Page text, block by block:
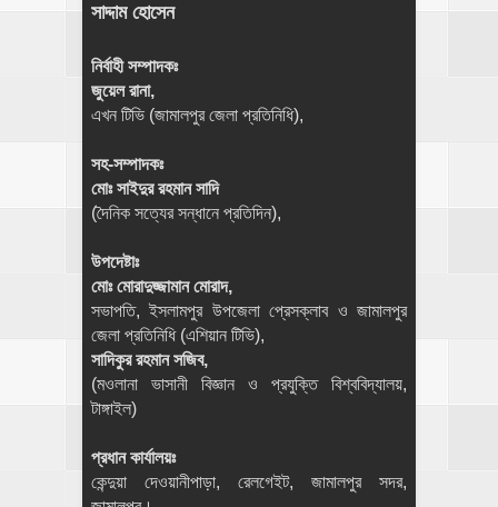
সাদ্দাম হোসেন
নির্বাহী সম্পাদকঃ
জুয়েল রানা,
এখন টিভি (জামালপুর জেলা প্রতিনিধি),
সহ-সম্পাদকঃ
মোঃ সাইদুর রহমান সাদি
(দৈনিক সত্যের সন্ধানে প্রতিদিন),
উপদেষ্টাঃ
মোঃ মোরাদুজ্জামান মোরাদ,
সভাপতি, ইসলামপুর উপজেলা প্রেসক্লাব ও জামালপুর
জেলা প্রতিনিধি (এশিয়ান টিভি),
সাদিকুর রহমান সজিব,
(মওলানা ভাসানী বিজ্ঞান ও প্রযুক্তি বিশ্ববিদ্যালয়,
টাঙ্গাইল)
প্রধান কার্যালয়ঃ
কেন্দুয়া দেওয়ানীপাড়া, রেলগেইট, জামালপুর সদর,